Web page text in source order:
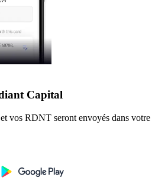
Capital
vos RDNT seront envoyés dans votre